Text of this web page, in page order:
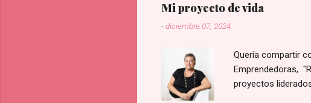
Mi proyecto de vida
-diciembre 07, 2024
Quería compartir
Emprendedoras,
proyectos